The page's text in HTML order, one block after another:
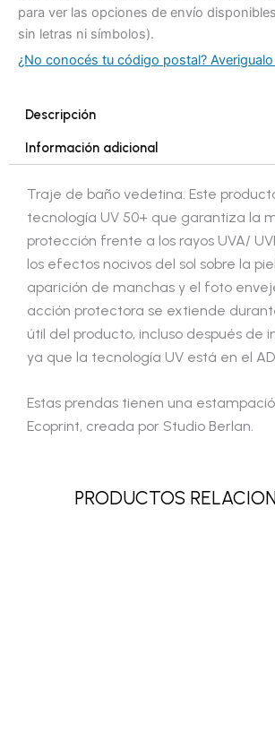
para ver las opciones de envío
sin letras ni símbolos).
¿No conocés tu código postal? Averigualo
Descripción
Información adicional
Traje de baño vedetina. Este
tecnología UV 50+ que garantiza la
protección frente a los rayos UVA/
los efectos nocivos del sol sobre la
aparición de manchas y el foto
acción protectora se extiende
útil del producto, incluso después de
ya que la tecnología UV está en el
Estas prendas tienen una
Ecoprint, creada por Studio Berlan.
PRODUCTOS